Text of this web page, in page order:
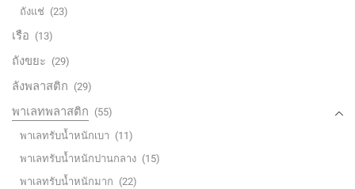
ถังแช่ (23)
เรือ (13)
ถังขยะ (29)
ลังพลาสติก (29)
พาเลทพลาสติก (55)
พาเลทรับน้ำหนักเบา (11)
พาเลทรับน้ำหนักปานกลาง (15)
พาเลทรับน้ำหนักมาก (22)